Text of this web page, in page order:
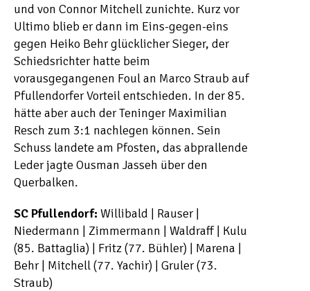
und von Connor Mitchell zunichte. Kurz vor
Ultimo blieb er dann im Eins-gegen-eins
gegen Heiko Behr glücklicher Sieger, der
Schiedsrichter hatte beim
vorausgegangenen Foul an Marco Straub auf
Pfullendorfer Vorteil entschieden. In der 85.
hätte aber auch der Teninger Maximilian
Resch zum 3:1 nachlegen können. Sein
Schuss landete am Pfosten, das abprallende
Leder jagte Ousman Jasseh über den
Querbalken.
SC Pfullendorf: Willibald | Rauser |
Niedermann | Zimmermann | Waldraff | Kulu
(85. Battaglia) | Fritz (77. Bühler) | Marena |
Behr | Mitchell (77. Yachir) | Gruler (73.
Straub)